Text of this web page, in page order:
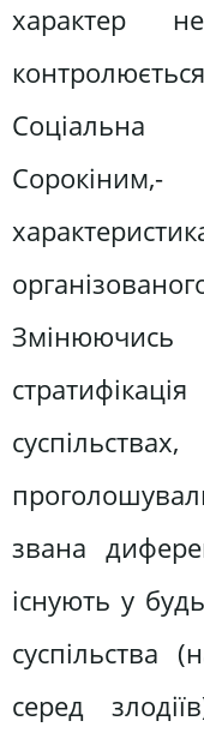
характер
звана
існують у
суспільства
серед